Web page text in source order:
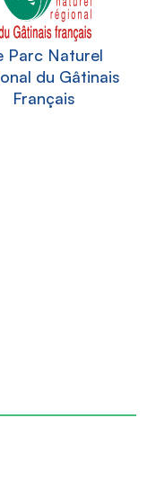
Parc Naturel
du Gâtinais
Français